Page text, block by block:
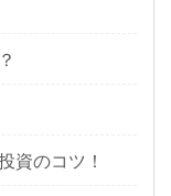
資のコツ！